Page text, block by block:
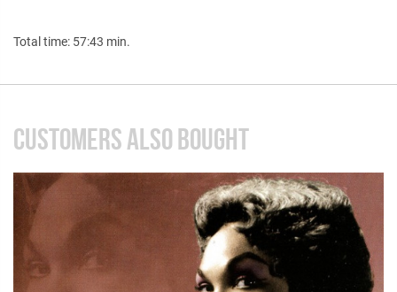
Total time: 57:43 min.
CUSTOMERS ALSO BOUGHT